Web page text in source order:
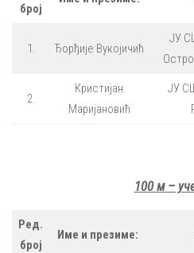
број
1. Ђорђије Вукојичић
ЈУ
2.
Кристијан
Маријановић
ЈУ
100 м –
Ред.
број
Име и презиме: